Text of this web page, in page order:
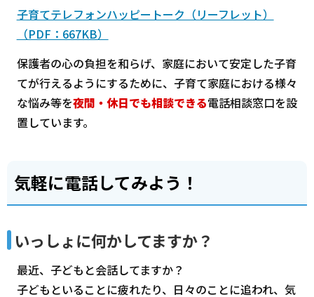
子育てテレフォンハッピートーク（リーフレット）
（PDF：667KB）
保護者の心の負担を和らげ、家庭において安定した子育
てが行えるようにするために、子育て家庭における様々
な悩み等を夜間・休日でも相談できる電話相談窓口を設
置しています。
気軽に電話してみよう！
いっしょに何かしてますか？
最近、子どもと会話してますか？
子どもといることに疲れたり、日々のことに追われ、気